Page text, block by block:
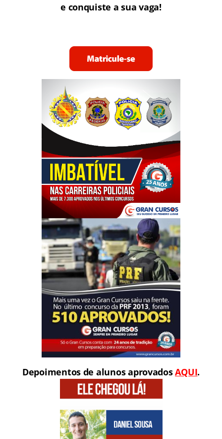
e conquiste a sua vaga!
Depoimentos de alunos aprovadosAQUI.